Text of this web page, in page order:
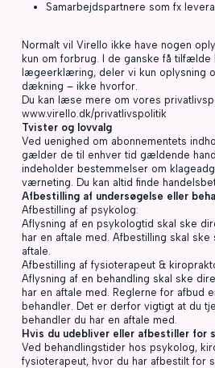
Samarbejdspartnere som fx
Normalt vil Virello ikke have nogen
kun om forbrug. I de ganske få tilfælde
lægeerklæring, deler vi kun oplysning
dækning – ikke hvorfor.
Du kan læse mere om vores
www.virello.dk/privatlivspolitik
Tvister og lovvalg
Ved uenighed om abonnementets
gælder de til enhver tid gældende
indeholder bestemmelser om
værneting. Du kan altid finde
Afbestilling af undersøgelse eller
Afbestilling af psykolog:
Aflysning af en psykologtid skal ske
har en aftale med. Afbestilling skal
aftale.
Afbestilling af fysioterapeut &
Aflysning af en behandling skal ske
har en aftale med. Reglerne for afbud
behandler. Det er derfor vigtigt at du
behandler du har en aftale med.
Hvis du udebliver eller afbestiller for
Ved behandlingstider hos psykolog,
fysioterapeut, hvor du har afbestilt for